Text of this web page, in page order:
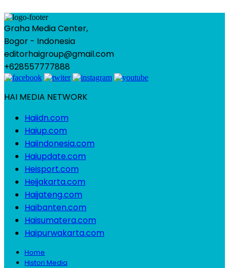
Graha Media Center,
Bogor - Indonesia
editorhaigroup@gmail.com
+628557777888
HAI MEDIA NETWORK
Haiidn.com
Haiup.com
Haiindonesia.com
Haiupdate.com
Heisport.com
Heijakarta.com
Haijateng.com
Haibanten.com
Haisumatera.com
Haipurwakarta.com
Home
Histori Media